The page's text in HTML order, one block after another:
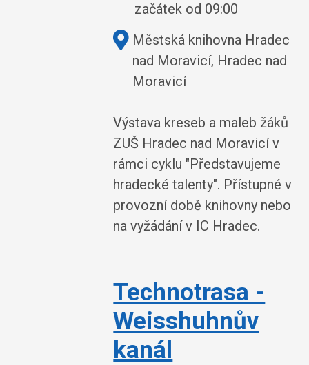
začátek od 09:00
Kde:Městská knihovna Hradec
nad Moravicí, Hradec nad
Moravicí
Výstava kreseb a maleb žáků
ZUŠ Hradec nad Moravicí v
rámci cyklu "Představujeme
hradecké talenty". Přístupné v
provozní době knihovny nebo
na vyžádání v IC Hradec.
Technotrasa -
Weisshuhnův
kanál